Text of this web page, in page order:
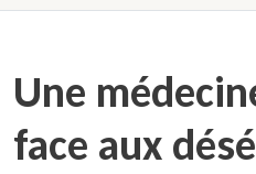
Une
face aux